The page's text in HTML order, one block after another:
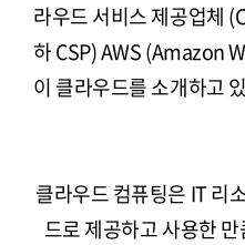
라우드 서비스 제공업체
하 CSP) AWS (Amazon
이 클라우드를 소개하고
클라우드 컴퓨팅은 IT 리
드로 제공하고 사용한